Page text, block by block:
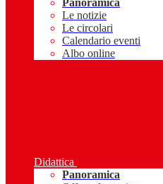
Panoramica
Le notizie
Le circolari
Calendario eventi
Albo online
Didattica
Panoramica